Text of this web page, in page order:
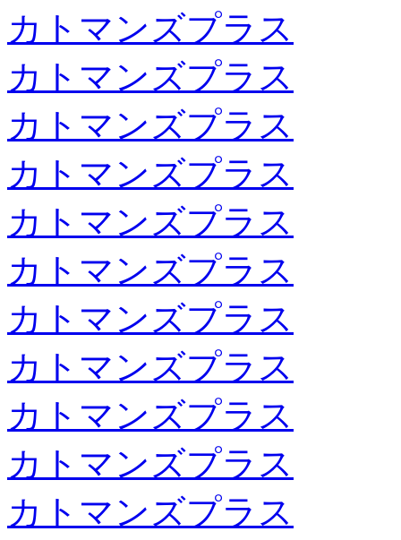
カトマンズプラス
カトマンズプラス
カトマンズプラス
カトマンズプラス
カトマンズプラス
カトマンズプラス
カトマンズプラス
カトマンズプラス
カトマンズプラス
カトマンズプラス
カトマンズプラス